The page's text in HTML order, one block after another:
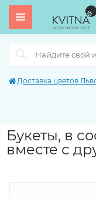
Доставка цветов
Букеты, в
вместе с